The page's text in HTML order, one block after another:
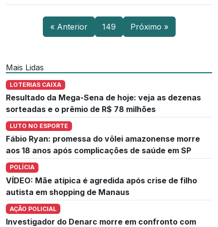
« Anterior 149 Próximo »
Mais Lidas
LOTERIAS CAIXA
Resultado da Mega-Sena de hoje: veja as dezenas
sorteadas e o prêmio de R$ 78 milhões
LUTO NO ESPORTE
Fábio Ryan: promessa do vôlei amazonense morre
aos 18 anos após complicações de saúde em SP
POLÍCIA
VÍDEO: Mãe atípica é agredida após crise de filho
autista em shopping de Manaus
AÇÃO POLICIAL
Investigador do Denarc morre em confronto com